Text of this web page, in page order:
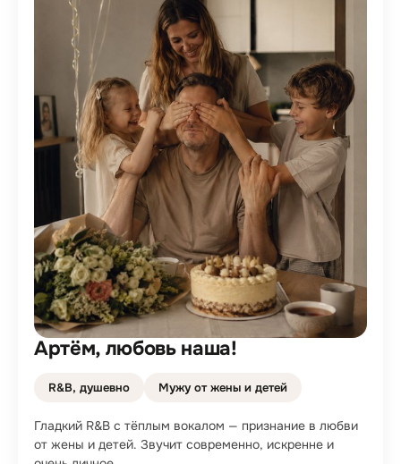
Артём, любовь наша!
R&B, душевно Мужу от жены и детей
Гладкий R&B с тёплым вокалом — признание в любви
от жены и детей. Звучит современно, искренне и